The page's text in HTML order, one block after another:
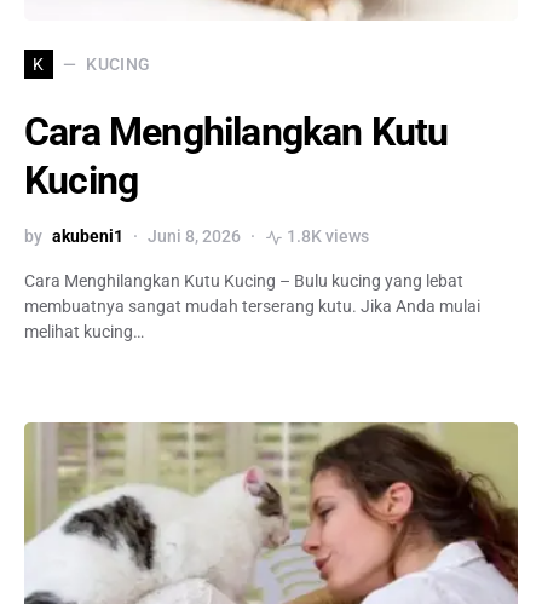
K KUCING
Cara Menghilangkan Kutu
Kucing
by akubeni1 Juni 8, 2026 1.8K views
Cara Menghilangkan Kutu Kucing – Bulu kucing yang lebat
membuatnya sangat mudah terserang kutu. Jika Anda mulai
melihat kucing…